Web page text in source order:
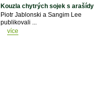
Kouzla chytrých sojek s arašídy
Piotr Jablonski a Sangim Lee
publikovali ...
více